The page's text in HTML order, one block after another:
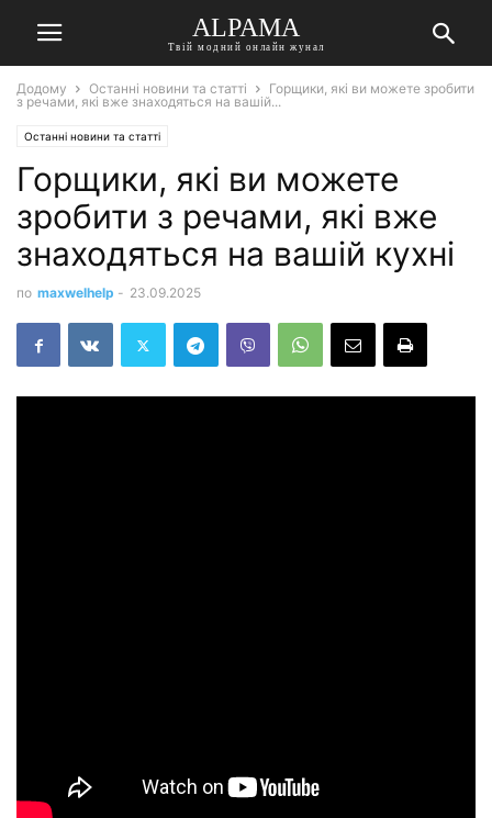
ALPAMA
Твій модний онлайн жунал
Додому Останні новини та статті
Горщики, які ви можете зробити
з речами, які вже знаходяться на вашій...
Останні новини та статті
Горщики, які ви можете
зробити з речами, які вже
знаходяться на вашій кухні
по maxwelhelp - 23.09.2025